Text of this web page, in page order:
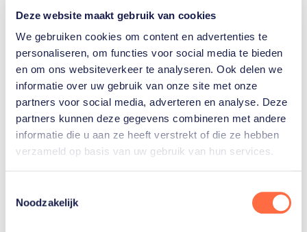
Deze website maakt gebruik van cookies
We gebruiken cookies om content en advertenties te
personaliseren, om functies voor social media te bieden
en om ons websiteverkeer te analyseren. Ook delen we
informatie over uw gebruik van onze site met onze
partners voor social media, adverteren en analyse. Deze
partners kunnen deze gegevens combineren met andere
informatie die u aan ze heeft verstrekt of die ze hebben
verzameld op basis van uw gebruik van hun services.
Noodzakelijk
Avond – evt. halve finale Maud van der Toorn
(-57kg)
Avond – evt. kwartfinale Tony Jas (-71 kg)
Avond – evt. kwartfinale Gradus Kraus (-80 kg)
Middag – evt. kwartfinale Luna Beeloo (-66 kg)